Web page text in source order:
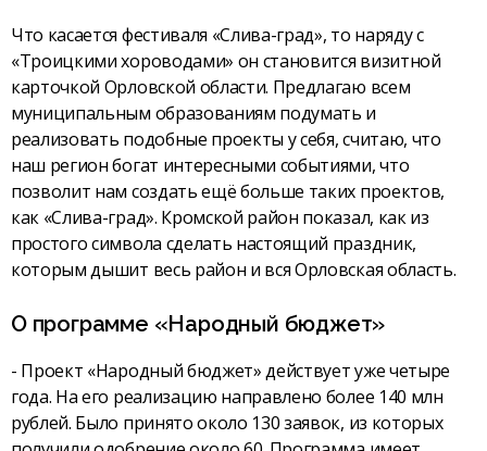
Что касается фестиваля «Слива-град», то наряду с
«Троицкими хороводами» он становится визитной
карточкой Орловской области. Предлагаю всем
муниципальным образованиям подумать и
реализовать подобные проекты у себя, считаю, что
наш регион богат интересными событиями, что
позволит нам создать ещё больше таких проектов,
как «Слива-град». Кромской район показал, как из
простого символа сделать настоящий праздник,
которым дышит весь район и вся Орловская область.
О программе «Народный бюджет»
- Проект «Народный бюджет» действует уже четыре
года. На его реализацию направлено более 140 млн
рублей. Было принято около 130 заявок, из которых